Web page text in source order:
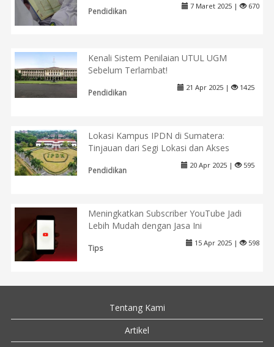
Pendidikan
7 Maret 2025 | 670
Kenali Sistem Penilaian UTUL UGM
Sebelum Terlambat!
Pendidikan
21 Apr 2025 | 1425
Lokasi Kampus IPDN di Sumatera:
Tinjauan dari Segi Lokasi dan Akses
Pendidikan
20 Apr 2025 | 595
Meningkatkan Subscriber YouTube Jadi
Lebih Mudah dengan Jasa Ini
Tips
15 Apr 2025 | 598
Tentang Kami
Artikel